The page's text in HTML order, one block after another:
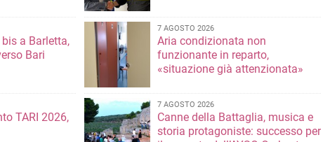
a Barletta,
Bari
7 AGOSTO 2026
Aria condizionata non
funzionante in reparto,
«situazione già attenzionata»
TARI 2026,
7 AGOSTO 2026
Canne della Battaglia, musica e
storia protagoniste: successo per